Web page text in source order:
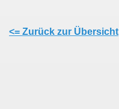
<= Zurück zur Übersicht